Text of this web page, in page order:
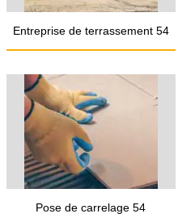
Entreprise de terrassement 54
Pose de carrelage 54